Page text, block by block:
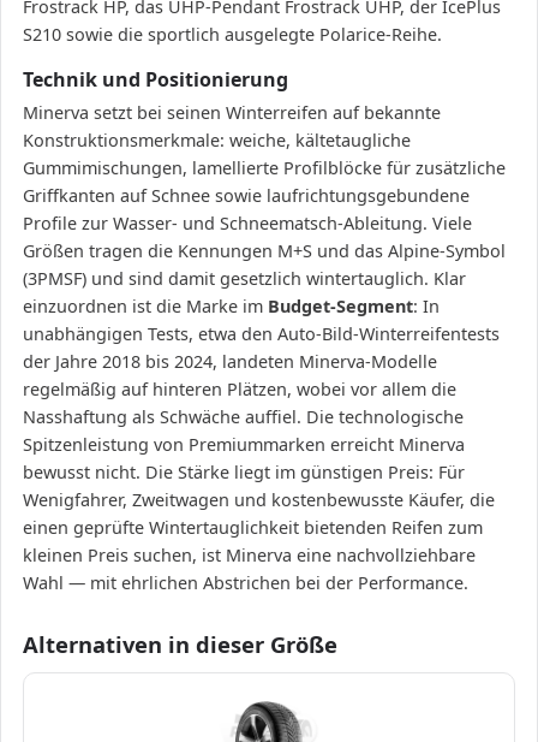
Frostrack HP, das UHP-Pendant Frostrack UHP, der IcePlus
S210 sowie die sportlich ausgelegte Polarice-Reihe.
Technik und Positionierung
Minerva setzt bei seinen Winterreifen auf bekannte
Konstruktionsmerkmale: weiche, kältetaugliche
Gummimischungen, lamellierte Profilblöcke für zusätzliche
Griffkanten auf Schnee sowie laufrichtungsgebundene
Profile zur Wasser- und Schneematsch-Ableitung. Viele
Größen tragen die Kennungen M+S und das Alpine-Symbol
(3PMSF) und sind damit gesetzlich wintertauglich. Klar
einzuordnen ist die Marke im Budget-Segment: In
unabhängigen Tests, etwa den Auto-Bild-Winterreifentests
der Jahre 2018 bis 2024, landeten Minerva-Modelle
regelmäßig auf hinteren Plätzen, wobei vor allem die
Nasshaftung als Schwäche auffiel. Die technologische
Spitzenleistung von Premiummarken erreicht Minerva
bewusst nicht. Die Stärke liegt im günstigen Preis: Für
Wenigfahrer, Zweitwagen und kostenbewusste Käufer, die
einen geprüfte Wintertauglichkeit bietenden Reifen zum
kleinen Preis suchen, ist Minerva eine nachvollziehbare
Wahl — mit ehrlichen Abstrichen bei der Performance.
Alternativen in dieser Größe